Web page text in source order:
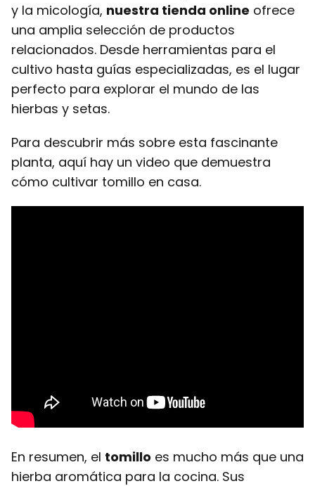
y la micología, nuestra tienda online ofrece
una amplia selección de productos
relacionados. Desde herramientas para el
cultivo hasta guías especializadas, es el lugar
perfecto para explorar el mundo de las
hierbas y setas.
Para descubrir más sobre esta fascinante
planta, aquí hay un video que demuestra
cómo cultivar tomillo en casa.
En resumen, el tomillo es mucho más que una
hierba aromática para la cocina. Sus